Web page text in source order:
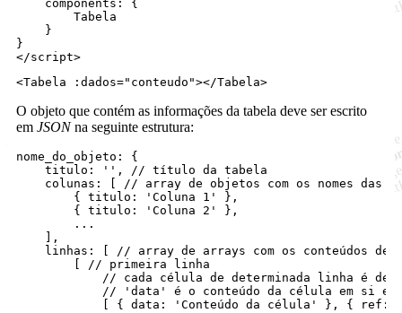
    components
:
{
        Tabela
    }
}
</script>
<Tabela : dados=" conteudo "></Tabela>
O objeto que contém as informações da tabela deve ser escrito
em JSONna seguinte estrutura:
nome_do_objeto: {
titulo : '' ,
// título da tabela
colunas :
// array de objetos com os nomes das
{
titulo : 'Coluna 1' } ,
{
titulo : 'Coluna 2' } ,
        ...
,
linhas :
// array de arrays com os conteúdos
// primeira linha
// cada célula de determinada linha é
// 'data' é o conteúdo da célula em si e
{ data : 'Conteúdo da célula' } , { ref :